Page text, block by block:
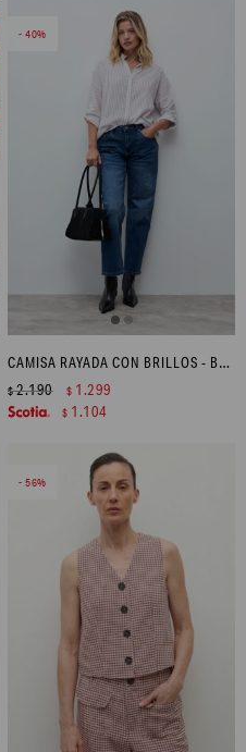
40
CAMISA RAYADA CON BRILLOS - BEIGE
$2.190 $ 1.299
$ 1.104
56